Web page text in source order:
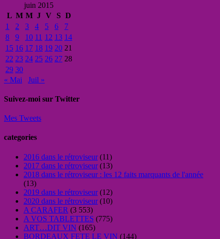
juin 2015
L M M J V S D
1
2 3 4 5 6
7
8
9 10 11 12 13 14
15 16 17 18 19 20 21
22 23 24 25 26 27 28
29 30
« Mai
Juil »
Suivez-moi sur Twitter
Mes Tweets
categories
2016 dans le rétroviseur(11)
2017 dans le rétroviseur(13)
2018 dans le rétroviseur : les 12 faits marquants de l'année
(13)
2019 dans le rétroviseur(12)
2020 dans le rétroviseur(10)
A CARAFER (3 553)
A VOS TABLETTES (775)
ART…DIT VIN (165)
BORDEAUX FETE LE VIN (144)